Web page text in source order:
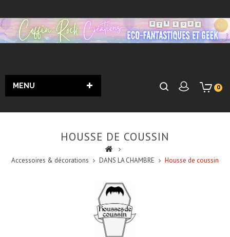
0
MENU
HOUSSE DE COUSSIN
Accessoires & décorations DANS LA CHAMBRE Housse de coussin